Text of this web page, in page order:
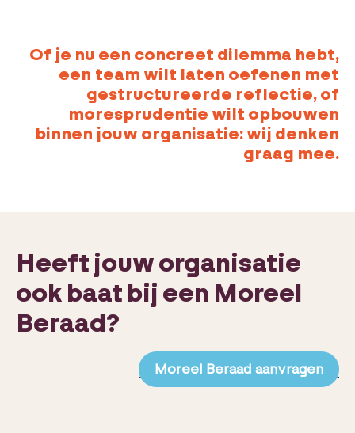
Of je nu een concreet dilemma hebt,
een team wilt laten oefenen met
gestructureerde reflectie, of
moresprudentie wilt opbouwen
binnen jouw organisatie: wij denken
graag mee.
Heeft jouw organisatie
ook baat bij een Moreel
Beraad?
Moreel Beraad aanvragen